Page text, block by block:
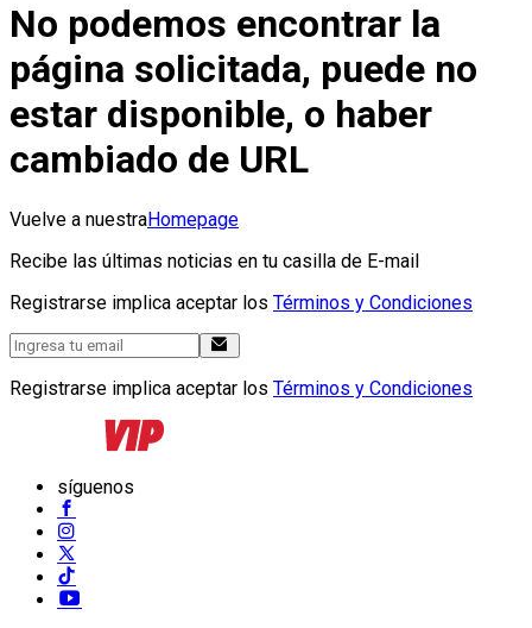
No podemos encontrar la
página solicitada, puede no
estar disponible, o haber
cambiado de URL
Vuelve a nuestraHomepage
Recibe las últimas noticias en tu casilla de E-mail
Registrarse implica aceptar los Términos y Condiciones
Registrarse implica aceptar los Términos y Condiciones
síguenos